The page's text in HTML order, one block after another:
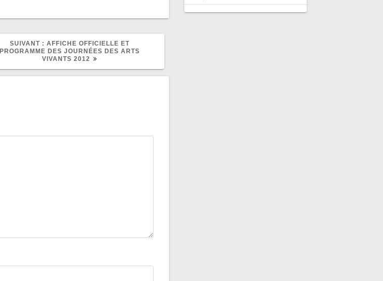
SUIVANT : ARTICLE
SUIVANT
:
AFFICHE OFFICIELLE ET
PROGRAMME DES JOURNÉES DES ARTS
VIVANTS 2012